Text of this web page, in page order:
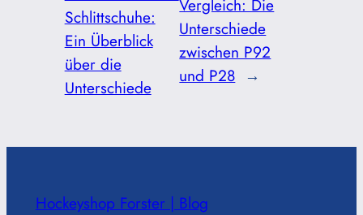
Schlittschuhe:
Ein Überblick
über die
Unterschiede
Vergleich: Die
Unterschiede
zwischen P92
und P28 →
Hockeyshop Forster | Blog